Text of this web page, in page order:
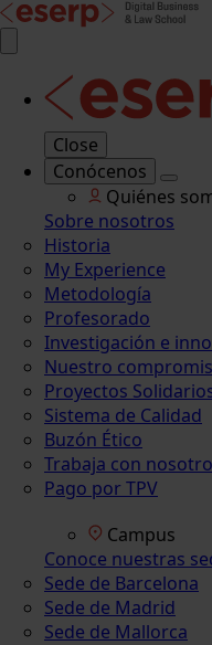
Close
Conócenos
Quiénes
Sobre nosotros
Historia
My Experience
Metodología
Profesorado
Investigación e
Nuestro
Proyectos
Sistema de Calidad
Buzón Ético
Trabaja con
Pago por TPV
Campus
Conoce nuestras
Sede de Barcelona
Sede de Madrid
Sede de Mallorca